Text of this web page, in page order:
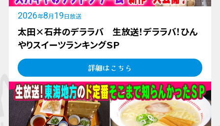
2026年8月 19日放送
太田×石井のデララバ 生放送！デララバ！ひん
やりスイーツランキングＳＰ
詳細はこちら